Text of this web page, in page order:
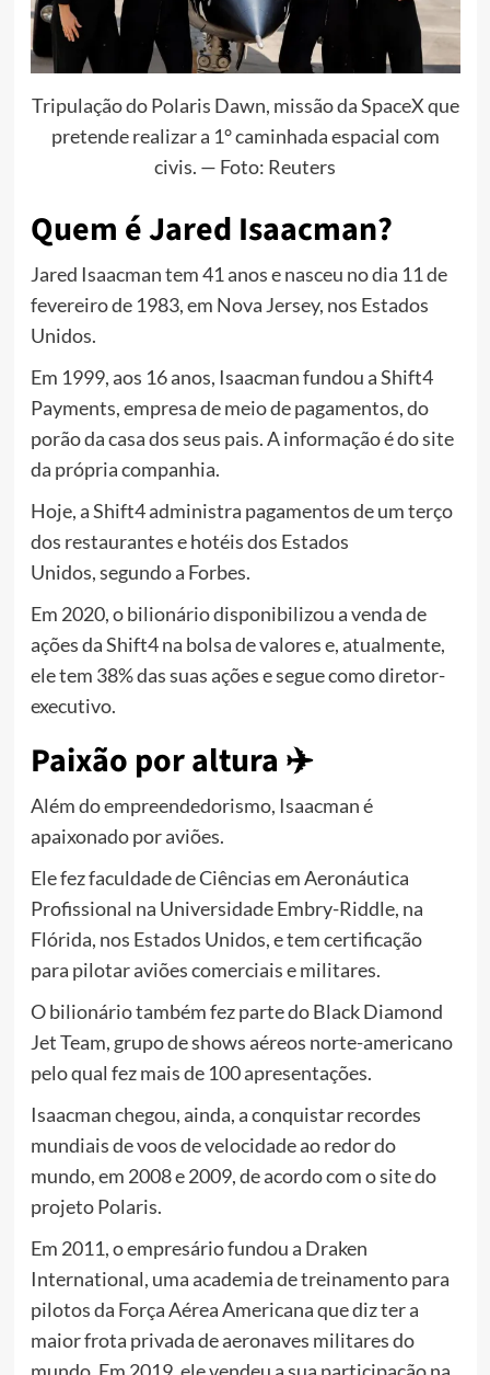
Tripulação do Polaris Dawn, missão da SpaceX que
pretende realizar a 1° caminhada espacial com
civis. — Foto: Reuters
Quem é Jared Isaacman?
Jared Isaacman tem 41 anos e nasceu no dia 11 de
fevereiro de 1983, em Nova Jersey, nos Estados
Unidos.
Em 1999, aos 16 anos, Isaacman fundou a Shift4
Payments, empresa de meio de pagamentos, do
porão da casa dos seus pais. A informação é do site
da própria companhia.
Hoje, a Shift4 administra pagamentos de umterço
dos restaurantes e hotéis dos Estados
Unidos,segundo a Forbes.
Em 2020, o bilionário disponibilizou a venda de
ações da Shift4 na bolsa de valores e, atualmente,
ele tem 38% das suas ações e segue como diretor-
executivo.
Paixão por altura ✈️​
Além do empreendedorismo, Isaacman é
apaixonado poraviões.
Ele fez faculdade de Ciências em Aeronáutica
Profissional na Universidade Embry-Riddle, na
Flórida, nos Estados Unidos, e tem certificação
para pilotar aviões comerciais e militares.
O bilionário também fez parte do Black Diamond
Jet Team, grupo de shows aéreos norte-americano
pelo qual fez mais de 100 apresentações.
Isaacman chegou, ainda, aconquistar recordes
mundiais de voos de velocidade ao redor do
mundo, em 2008 e 2009, de acordo com o site do
projeto Polaris.
Em 2011, o empresário fundou a Draken
International, uma academia de treinamento para
pilotos da Força Aérea Americana que diz ter a
maior frota privada de aeronaves militares do